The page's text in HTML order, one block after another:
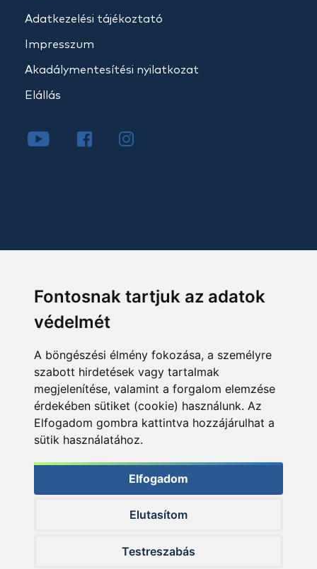
Fontosnak tartjuk az adatok
védelmét
A böngészési élmény fokozása, a személyre
szabott hirdetések vagy tartalmak
megjelenítése, valamint a forgalom elemzése
érdekében sütiket (cookie) használunk. Az
Elfogadom gombra kattintva hozzájárulhat a
sütik használatához.
Elfogadom
Elutasítom
Testreszabás
Adatkezelési tájékoztató
Impresszum
Akadálymentesítési nyilatkozat
Elállás